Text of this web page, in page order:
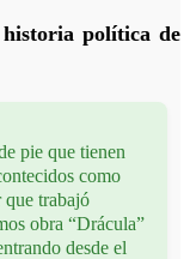
política de
pie que tienen
como
trabajó
obra “Drácula”
desde el